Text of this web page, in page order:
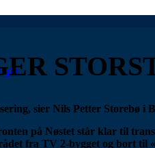
sier Nils Petter Storebø i
på Nøstet står klar til
fra TV 2-bygget og bort